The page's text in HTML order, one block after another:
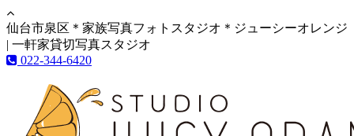
仙台市泉区＊家族写真フォトスタジオ＊ジューシーオレンジ
| 一軒家貸切写真スタジオ
022-344-6420